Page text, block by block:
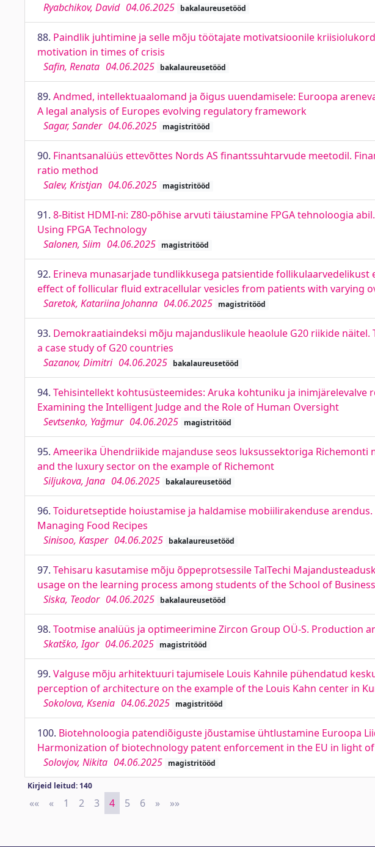
Ryabchikov, David 04.06.2025 bakalaureusetööd
88. Paindlik juhtimine ja selle mõju töötajate motivatsioonile
motivation in times of crisis
Safin, Renata 04.06.2025 bakalaureusetööd
89. Andmed, intellektuaalomand ja õigus uuendamisele: Euroopa
A legal analysis of Europes evolving regulatory framework
Sagar, Sander 04.06.2025 magistritööd
90. Finantsanalüüs ettevõttes Nords AS finantssuhtarvude meetodil.
ratio method
Salev, Kristjan 04.06.2025 magistritööd
91. 8-Bitist HDMI-ni: Z80-põhise arvuti täiustamine FPGA tehnoloogia
Using FPGA Technology
Salonen, Siim 04.06.2025 magistritööd
92. Erineva munasarjade tundlikkusega patsientide
effect of follicular fluid extracellular vesicles from patients with varying
Saretok, Katariina Johanna 04.06.2025 magistritööd
93. Demokraatiaindeksi mõju majanduslikule heaolule G20 riikide
a case study of G20 countries
Sazanov, Dimitri 04.06.2025 bakalaureusetööd
94. Tehisintellekt kohtusüsteemides: Aruka kohtuniku ja inimjärelevalve
Examining the Intelligent Judge and the Role of Human Oversight
Sevtsenko, Yağmur 04.06.2025 magistritööd
95. Ameerika Ühendriikide majanduse seos luksussektoriga
and the luxury sector on the example of Richemont
Siljukova, Jana 04.06.2025 bakalaureusetööd
96. Toiduretseptide hoiustamise ja haldamise mobiilirakenduse
Managing Food Recipes
Sinisoo, Kasper 04.06.2025 bakalaureusetööd
97. Tehisaru kasutamise mõju õppeprotsessile TalTechi
usage on the learning process among students of the School of
Siska, Teodor 04.06.2025 bakalaureusetööd
98. Tootmise analüüs ja optimeerimine Zircon Group OÜ-S. Production
Skatško, Igor 04.06.2025 magistritööd
99. Valguse mõju arhitektuuri tajumisele Louis Kahnile pühendatud
perception of architecture on the example of the Louis Kahn center in
Sokolova, Ksenia 04.06.2025 magistritööd
100. Biotehnoloogia patendiõiguste jõustamise ühtlustamine Euroopa
Harmonization of biotechnology patent enforcement in the EU in light
Solovjov, Nikita 04.06.2025 magistritööd
Kirjeid leitud: 140
«« First
« Previous
1 2 3 4 5 6 » Next
»»